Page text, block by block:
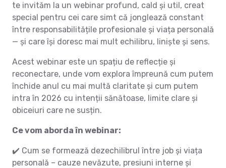
te invităm la un webinar profund, cald și util, creat
special pentru cei care simt că jonglează constant
între responsabilitățile profesionale și viața personală
— și care își doresc mai mult echilibru, liniște și sens.
Acest webinar este un spațiu de reflecție și
reconectare, unde vom explora împreună cum putem
închide anul cu mai multă claritate și cum putem
intra în 2026 cu intenții sănătoase, limite clare și
obiceiuri care ne susțin.
Ce vom aborda în webinar:
✔️ Cum se formează dezechilibrul între job și viața
personală – cauze nevăzute, presiuni interne și